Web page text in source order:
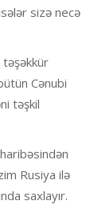
sizə necə
Cənubi
təşkil
Rusiya ilə
saxlayır.